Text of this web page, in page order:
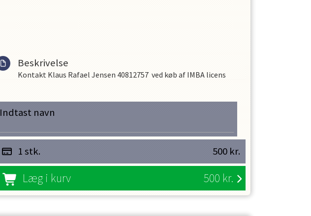
Beskrivelse
Kontakt Klaus Rafael Jensen 40812757 ved køb af IMBA licens
Indtast navn
Læg i kurv 500 kr.
1 stk. 500 kr.